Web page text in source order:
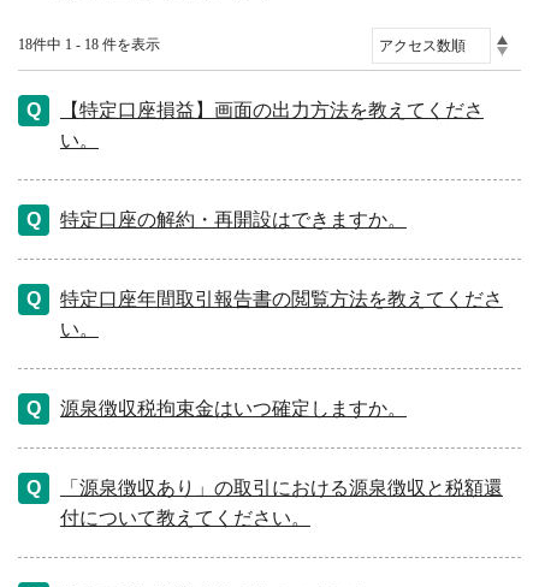
18件中 1 - 18 件を表示
【特定口座損益】画面の出力方法を教えてくださ
い。
特定口座の解約・再開設はできますか。
特定口座年間取引報告書の閲覧方法を教えてくださ
い。
源泉徴収税拘束金はいつ確定しますか。
「源泉徴収あり」の取引における源泉徴収と税額還
付について教えてください。